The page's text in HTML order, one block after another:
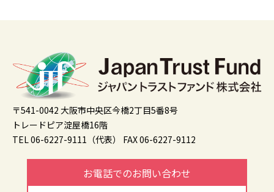
〒541-0042 大阪市中央区今橋2丁目5番8号
トレードピア淀屋橋16階
TEL 06-6227-9111（代表）
FAX 06-6227-9112
お電話でのお問い合わせ